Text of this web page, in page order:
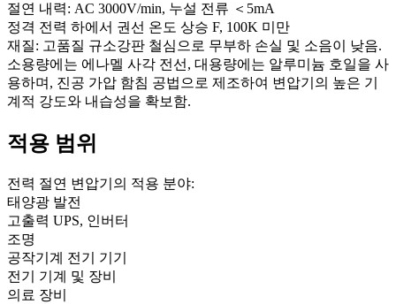
절연 내력: AC 3000V/min, 누설 전류 ＜5mA
정격 전력 하에서 권선 온도 상승 F, 100K 미만
재질: 고품질 규소강판 철심으로 무부하 손실 및 소음이 낮음.
소용량에는 에나멜 사각 전선, 대용량에는 알루미늄 호일을 사
용하며, 진공 가압 함침 공법으로 제조하여 변압기의 높은 기
계적 강도와 내습성을 확보함.
적용 범위
전력 절연 변압기의 적용 분야:
태양광 발전
고출력 UPS, 인버터
조명
공작기계 전기 기기
전기 기계 및 장비
의료 장비